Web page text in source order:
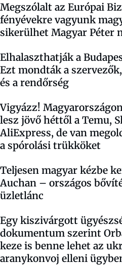
Megszólalt az Európai
fényévekre vagyunk
sikerülhet Magyar Péter
Elhalaszthatják a
Ezt mondták a
és a rendőrség
Vigyázz!
lesz jövő héttől a Temu,
AliExpress, de van
a spórolási trükköket
Teljesen magyar kézbe
Auchan – országos
üzletlánc
Egy kiszivárgott
dokumentum szerint
keze is benne lehet az
aranykonvoj elleni